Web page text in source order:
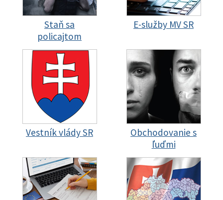
Staň sa
policajtom
E-služby MV SR
Vestník vlády SR
Obchodovanie s
ľuďmi